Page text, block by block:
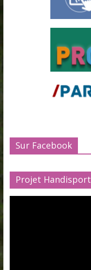
Sur Facebook
Projet Handisport